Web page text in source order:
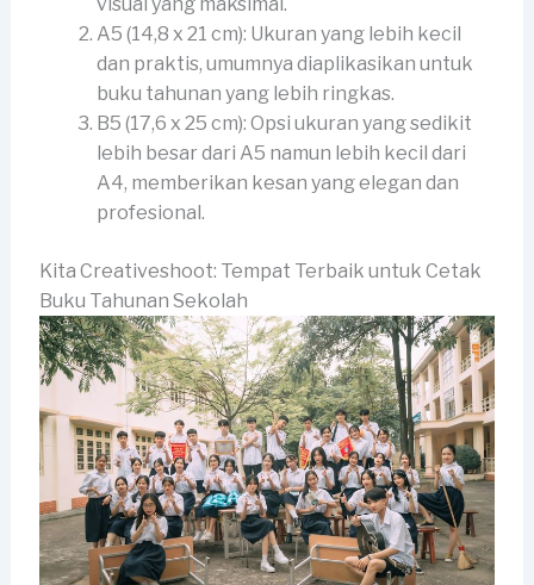
visual yang maksimal.
A5 (14,8 x 21 cm): Ukuran yang lebih kecil
dan praktis, umumnya diaplikasikan untuk
buku tahunan yang lebih ringkas.
B5 (17,6 x 25 cm): Opsi ukuran yang sedikit
lebih besar dari A5 namun lebih kecil dari
A4, memberikan kesan yang elegan dan
profesional.
Kita Creativeshoot: Tempat Terbaik untuk Cetak
Buku Tahunan Sekolah